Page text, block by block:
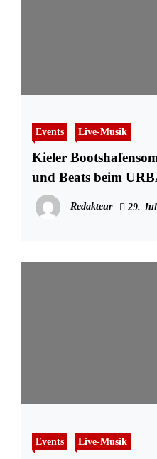
Events Live-Musik
Kieler
und Beats beim
Redakteur 29.
Events Live-Musik